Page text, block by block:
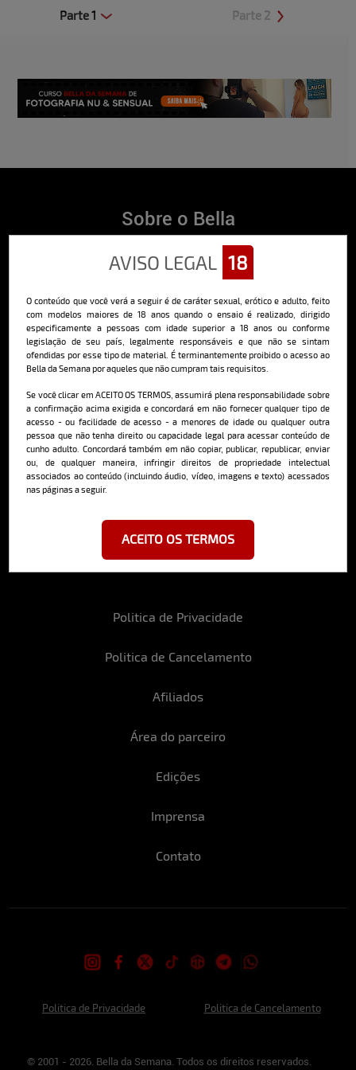
Parte 1 Parte 2
AVISO LEGAL 18
O conteúdo que você verá a seguir é de caráter sexual, erótico e adulto, feito
com modelos maiores de 18 anos quando o ensaio é realizado, dirigido
especificamente a pessoas com idade superior a 18 anos ou conforme
legislação de seu país, legalmente responsáveis e que não se sintam
ofendidas por esse tipo de material. É terminantemente proibido o acesso ao
Bella da Semana por aqueles que não cumpram tais requisitos.
Se você clicar em ACEITO OS TERMOS, assumirá plena responsabilidade sobre
a confirmação acima exigida e concordará em não fornecer qualquer tipo de
acesso - ou facilidade de acesso - a menores de idade ou qualquer outra
pessoa que não tenha direito ou capacidade legal para acessar conteúdo de
cunho adulto. Concordará também em não copiar, publicar, republicar, enviar
ou, de qualquer maneira, infringir direitos de propriedade intelectual
associados ao conteúdo (incluindo áudio, vídeo, imagens e texto) acessados
nas páginas a seguir.
ACEITO OS TERMOS
Sobre o Bella
O Bella da Semana é a maior e mais longeva revista masculina digital
do Brasil, com ensaios fotográficos e vídeos exclusivos de alta
qualidade, além de conteúdo editorial sobre saúde, esportes, moda,
Saiba mais
Politica de Privacidade
Politica de Cancelamento
Afiliados
Área do parceiro
Edições
Imprensa
Contato
Cadastre-se e receba a mais
deliciosa newsletter da internet
Ao se cadastrar, você concorda em receber emails da Bella da Semana
Politica de Privacidade Politica de Cancelamento
© 2001 - 2026. Bella da Semana. Todos os direitos reservados.